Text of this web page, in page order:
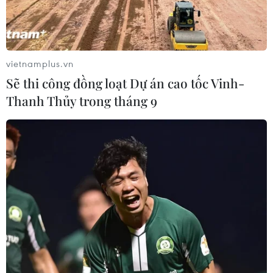
Mata đã rất gần Old Trafford?
Theo nguồn tin đăng tải trên Daily Mail,
Manchester United sắp hoàn tất thương vụ Juan
Mata từ Chelsea sau khi sẵn sàng chi ra 37 triệu
vietnamplus.vn
Sẽ thi công đồng loạt Dự án cao tốc Vinh-
Thanh Thủy trong tháng 9